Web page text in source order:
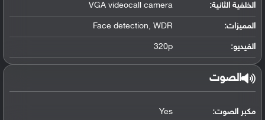
الخلفية الثانية: VGA videocall camera
المميزات: Face detection, WDR
الفيديو: 320p
الصوت
مكبر الصوت: Yes